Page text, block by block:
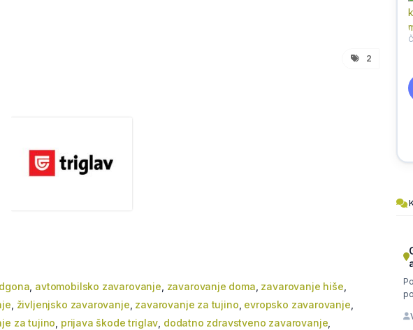
2
, avtomobilsko zavarovanje, zavarovanje doma, zavarovanje hiše,
, življenjsko zavarovanje, zavarovanje za tujino, evropsko zavarovanje,
za tujino, prijava škode triglav, dodatno zdravstveno zavarovanje,